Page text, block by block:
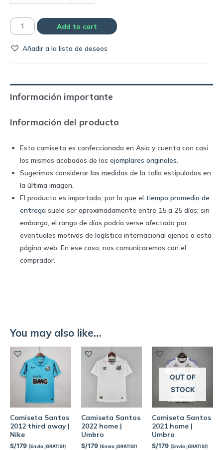
Camiseta
2022
Umbro
quantity
Add to cart
Añadir a la lista de deseos
Información importante
Información del producto
Esta camiseta es confeccionada en Asia y cuenta con casi
los mismos acabados de los ejemplares originales.
Sugerimos considerar las medidas de la talla estipuladas en
la última imagen.
El producto es importado, por lo que el tiempo promedio de
entrega suele ser aproximadamente entre 15 a 25 días; sin
embargo, el rango de días podría verse afectado por
eventuales motivos de logística internacional ajenos a esta
página web. En ese caso, nos comunicaremos con el
comprador.
You may also like…
Camiseta Santos
2012 third away |
Nike
S/179 (Envío ¡GRATIS!)
Camiseta Santos
2022 home |
Umbro
S/179 (Envío ¡GRATIS!)
OUT OF
STOCK
Camiseta Santos
2021 home |
Umbro
S/179 (Envío ¡GRATIS!)